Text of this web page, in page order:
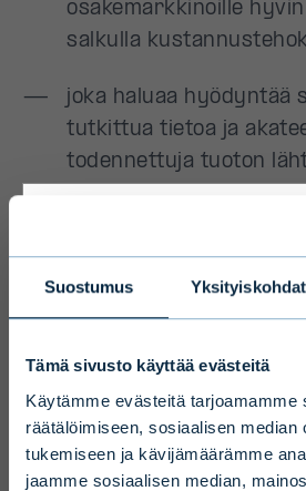
Suostumus Yksityiskohdat
Tämä sivusto käyttää evästeitä
Käytämme evästeitä tarjoamamme
räätälöimiseen, sosiaalisen median
tukemiseen ja kävijämäärämme
jaamme sosiaalisen median,
Primary
Disclaimer
To ensure we serve you
relevant information
language, country and